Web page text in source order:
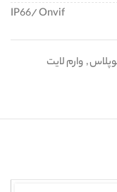
IP66/ Onvif
, وارم لایت